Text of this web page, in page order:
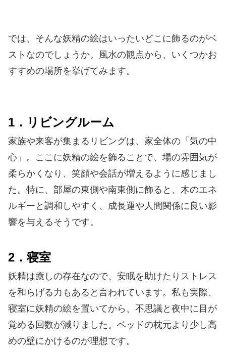
では、そんな妖精の絵はいったいどこに飾るのがベ
ストなのでしょうか。風水の観点から、いくつかお
すすめの場所を挙げてみます。
1．リビングルーム
家族や来客が集まるリビングは、家全体の「気の中
心」。ここに妖精の絵を飾ることで、場の雰囲気が
柔らかくなり、笑顔や会話が増えるように感じまし
た。特に、部屋の東側や南東側に飾ると、木のエネ
ルギーと調和しやすく、成長運や人間関係に良い影
響を与えるそうです。
2．寝室
妖精は癒しの存在なので、安眠を助けたりストレス
を和らげる力もあると言われています。私も実際、
寝室に妖精の絵を置いてから、不思議と夜中に目が
覚める回数が減りました。ベッドの枕元より少し高
めの壁にかけるのが理想です。